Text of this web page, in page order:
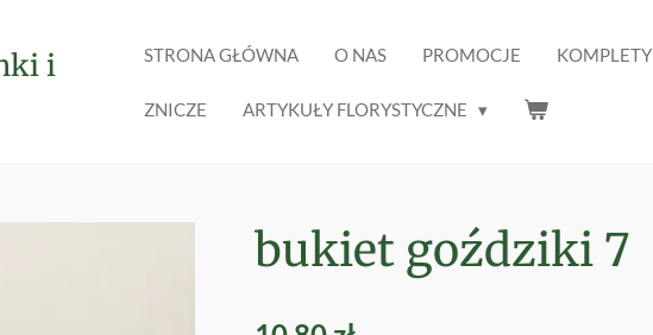
i STRONA GŁÓWNA O NAS PROMOCJE KOMPLETY
ZNICZE ARTYKUŁY FLORYSTYCZNE
bukiet goździki 7